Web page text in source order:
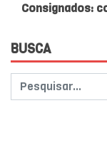
Consignados:
BUSCA